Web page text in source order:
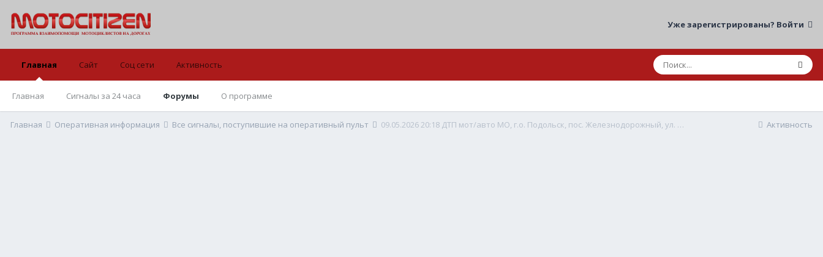
Уже зарегистрированы? Войти
Главная
Главная Сигналы за 24 часа Форумы О программе
Сайт Соц сети Активность
Активность
Главная Оперативная информация Все сигналы, поступившие на оперативный пульт 09.05.2026 20:18 ДТП мот/авто МО, г.о. Подольск, пос. Железнодорожный, ул. Большая Серпуховская/ул. Объездная Дорога